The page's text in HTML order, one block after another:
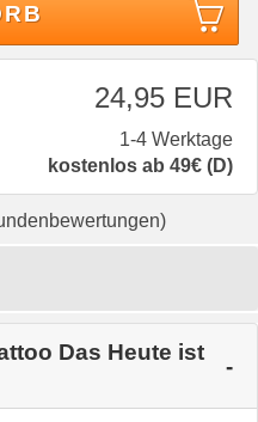
24,95 EUR
1-4 Werktage
kostenlos ab 49€ (D)
Das Heute ist